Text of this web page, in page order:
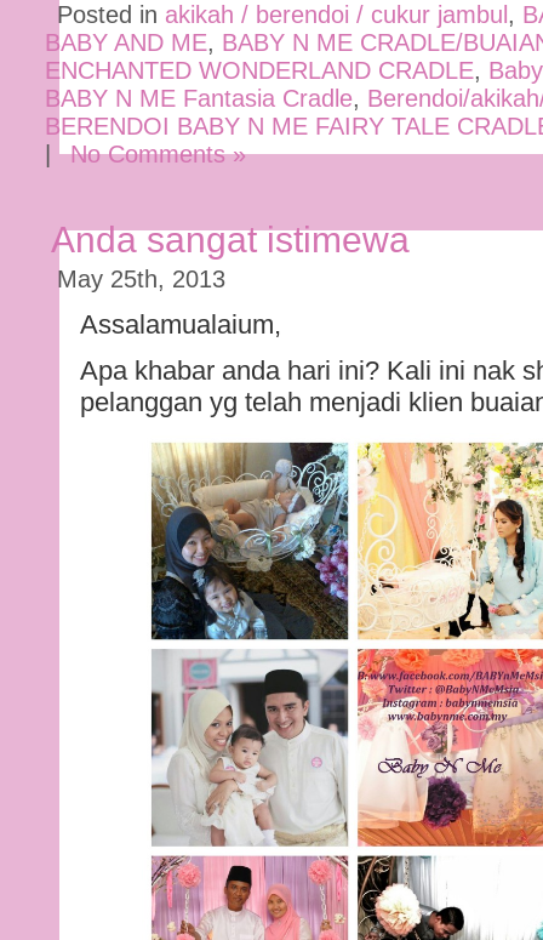
Posted in akikah / berendoi / cukur jambul ,
BABY AND ME, BABY N ME CRADLE/
ENCHANTED WONDERLAND CRADLE,
BABY N ME Fantasia Cradle, Berendoi/
BERENDOI BABY N ME FAIRY TALE
No Comments »
Anda sangat istimewa
May 25th, 2013
Assalamualaium,
Apa khabar anda hari ini? Kali ini nak
pelanggan yg telah menjadi klien